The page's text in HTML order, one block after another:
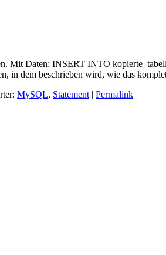
Mit Daten: INSERT INTO
in dem beschrieben wird, wie das
MySQL, Statement | Permalink